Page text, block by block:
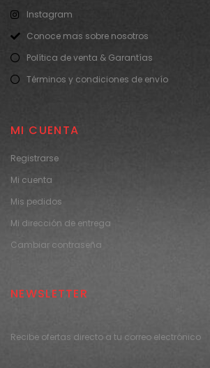
Instagram
Conoce mas sobre nosotros
Política de venta & Garantías
Términos y condiciones de envío
MI CUENTA
Registrarse
Mi cuenta
Mis pedidos
Mi dirección de entrega
Cambiar contraseña
NEWSLETTER
Recibe ofertas directo a tu correo electrónico